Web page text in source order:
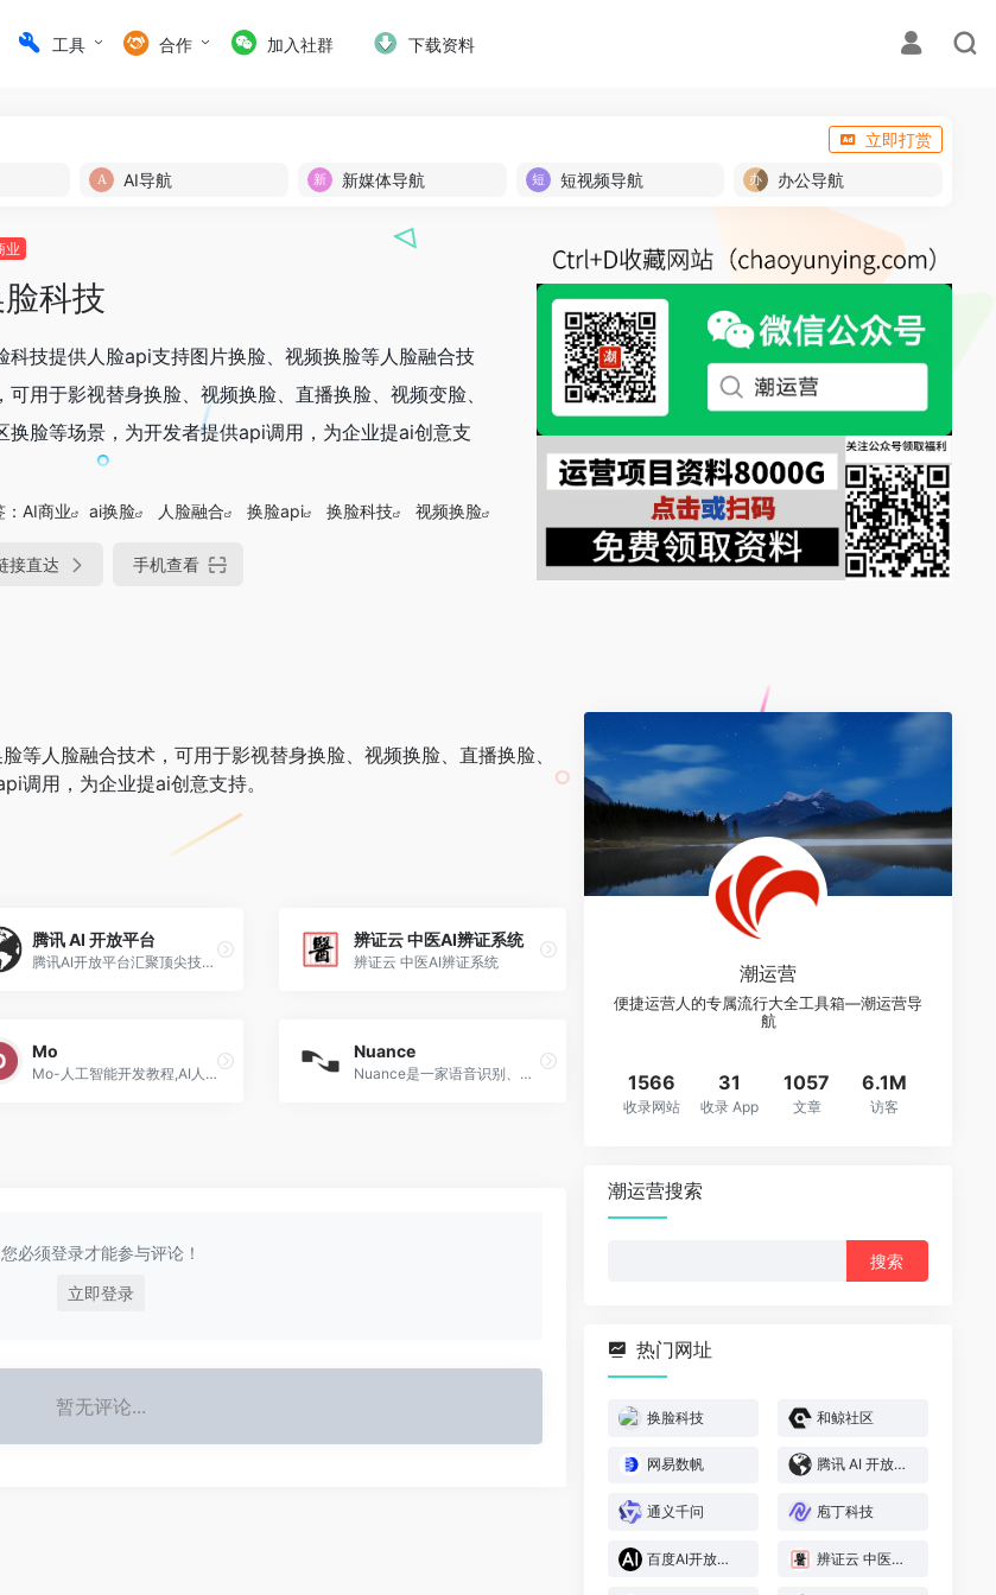
工具 合作 加入社群 下载资料
立即打赏
AI导航 新媒体导航 短视频导航 办公导航
业
科技
科技提供人脸api支持图片换脸、视频换脸等人脸融合技
可用于影视替身换脸、视频换脸、直播换脸、视频变脸、
换脸等场景，为开发者提供api调用，为企业提ai创意支
AI商业 ai换脸 人脸融合 换脸api 换脸科技 视频换脸
接直达 手机查看
等人脸融合技术，可用于影视替身换脸、视频换脸、直播换脸、
调用，为企业提ai创意支持。
腾讯 AI 开放平台
腾讯AI开放平台汇聚顶尖技术，专业人才和行业资源，依托腾讯AI Lab、腾讯云、优图实验室及合作伙伴强大的AI技术能力，升级锻造创业项目。通过腾讯品牌、创投和流量广告等资源，为AI技术及产品找到更多的应用场景，实现产品从打造到引爆的全过程。
辨证云 中医AI辨证系统
辨证云 中医AI辨证系统
Mo
Mo-人工智能开发教程,AI人工智能编程培训,培训平台/机构/课程,在线学习AI编程,一蓦官网.
Nuance
Nuance是一家语音识别、自然语言理解和文本到语音技术领域的全球领导者
您必须登录才能参与评论！
立即登录
暂无评论...
潮运营
便捷运营人的专属流行大全工具箱—潮运营导
航
1566
收录网站
31
收录 App
1057
文章
6.1M
访客
潮运营搜索
热门网址
换脸科技 和鲸社区
网易数帆 腾讯 AI 开放平台
通义千问 庖丁科技
百度AI开放平台 辨证云 中医AI辨证系统